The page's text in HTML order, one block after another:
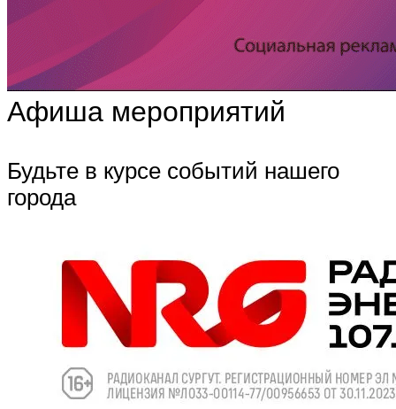
Афиша мероприятий
Будьте в курсе событий нашего
города